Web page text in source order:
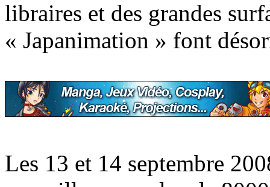
libraires et des grandes
« Japanimation » font
Les 13 et 14 septembre